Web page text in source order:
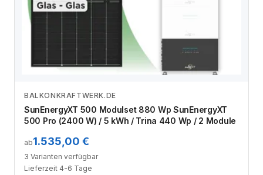
Zum Angebot
BALKONKRAFTWERK.DE
SunEnergyXT 500 Modulset 880 Wp SunEnergyXT
500 Pro (2400 W) / 5 kWh / Trina 440 Wp / 2 Module
ab1.535,00 €
3 Varianten verfügbar
Lieferzeit 4-6 Tage